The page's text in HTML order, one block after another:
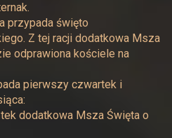
przypada święto
Z tej racji dodatkowa Msza
odprawiona kościele na
pierwszy czwartek i
dodatkowa Msza Święta o